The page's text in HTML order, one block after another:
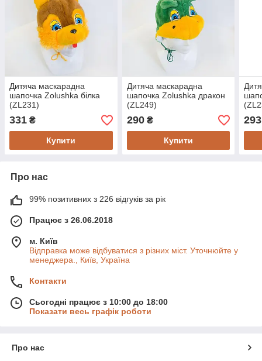
Дитяча маскарадна
шапочка Zolushka білка
(ZL231)
331 ₴
Купити
Дитяча маскарадна
шапочка Zolushka дракон
(ZL249)
290₴
Купити
293
Про нас
99% позитивних з 226 відгуків за рік
Працює з 26.06.2018
м. Київ
Відправка може відбуватися з різних міст. Уточнюйте у
менеджера., Київ, Україна
Контакти
Сьогодні працює з 10:00 до 18:00
Показати весь графік роботи
Про нас